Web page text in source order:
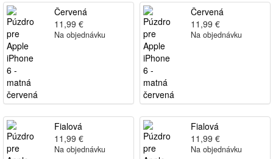
Červená
11,99 €
Na objednávku
Červená
11,99 €
Na objednávku
Fialová
11,99 €
Na objednávku
Fialová
11,99 €
Na objednávku